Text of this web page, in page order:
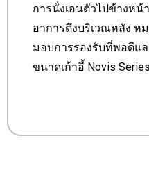
การนั่งเอนตัวไปข้างหน้
อาการตึงบริเวณหลัง ห
มอบการรองรับที่พอดีแ
ขนาดเก้าอี้ Novis